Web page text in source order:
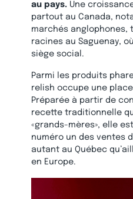
au pays. Une
partout au Canada,
marchés anglophones,
racines au Saguenay,
siège social.
Parmi les produits
relish occupe une
Préparée à partir de
recette traditionnelle
«grands-mères», elle
numéro un des ventes
autant au Québec
en Europe.